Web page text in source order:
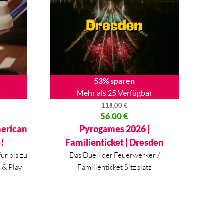
€
bis zu
Play
53% sparen
Mehr als 25 Verfügbar
118,00€
Ursprünglicher Preis war: 118,00 €
56,00€
Aktueller Preis ist: 56,00 €.
Pyrogames 2026 |
Familienticket | Dresden
Das Duell der Feuerwerker /
Familienticket Sitzplatz